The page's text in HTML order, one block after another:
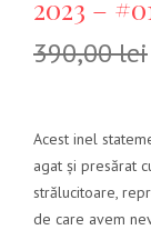
2023 –
390,00lei
Acest inel
agat și presărat
strălucitoare,
de care avem